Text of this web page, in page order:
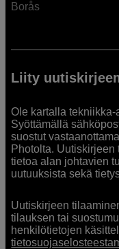
Borås
Liity
Ole kartalla
Syöttämällä
suostut
Photolta.
tietoa alan johtavien
uutuuksista sekä
Uutiskirjeen
tilauksen tai
henkilötietojen